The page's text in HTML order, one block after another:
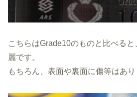
こちらはGrade10のものと比べる
麗です。
もちろん、表面や裏面に傷等はあり